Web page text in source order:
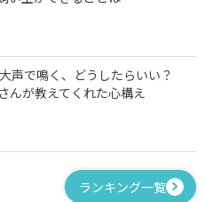
声で鳴く、どうしたらいい？
んが教えてくれた心構え
ランキング一覧